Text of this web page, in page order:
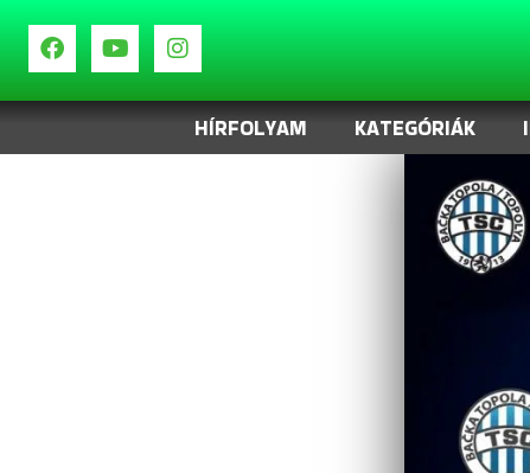
HÍRFOLYAM KATEGÓRIÁK